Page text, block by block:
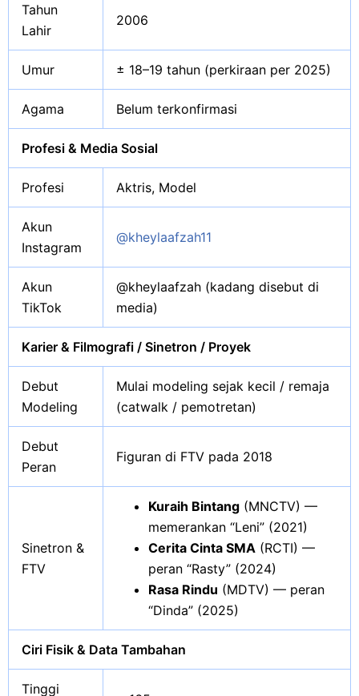
Tahun
Lahir
2006
Umur ± 18–19 tahun (perkiraan per 2025)
Agama Belum terkonfirmasi
Profesi & Media Sosial
Profesi Aktris, Model
Akun
Instagram
@kheylaafzah11
Akun
TikTok
@kheylaafzah (kadang disebut di
media)
Karier & Filmografi / Sinetron / Proyek
Debut
Modeling
Mulai modeling sejak kecil / remaja
(catwalk / pemotretan)
Debut
Peran
Figuran di FTV pada 2018
Sinetron &
FTV
Kuraih Bintang (MNCTV) —
memerankan “Leni” (2021)
Cerita Cinta SMA (RCTI) —
peran “Rasty” (2024)
Rasa Rindu (MDTV) — peran
“Dinda” (2025)
Ciri Fisik & Data Tambahan
Tinggi